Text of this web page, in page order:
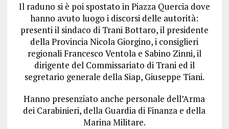
Il raduno si è poi spostato in Piazza Quercia dove
hanno avuto luogo i discorsi delle autorità:
presenti il sindaco di Trani Bottaro, il presidente
della Provincia Nicola Giorgino, i consiglieri
regionali Francesco Ventola e Sabino Zinni, il
dirigente del Commissariato di Trani ed il
segretario generale della Siap, Giuseppe Tiani.
Hanno presenziato anche personale dell’Arma
dei Carabinieri, della Guardia di Finanza e della
Marina Militare.